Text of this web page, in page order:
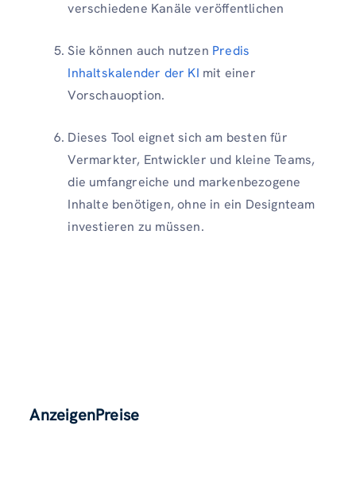
verschiedene Kanäle veröffentlichen
Sie können auch nutzen Predis
Inhaltskalender der KI mit einer
Vorschauoption.
Dieses Tool eignet sich am besten für
Vermarkter, Entwickler und kleine Teams,
die umfangreiche und markenbezogene
Inhalte benötigen, ohne in ein Designteam
investieren zu müssen.
AnzeigenPreise